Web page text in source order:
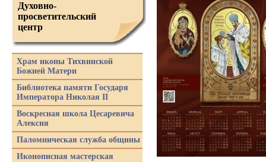
Духовно-
просветительский
центр
Храм иконы Тихвинской
Божией Матери
Библиотека памяти Государя
Императора Николая II
Воскресная школа Цесаревича
Алексия
Паломническая служба общины
Иконописная мастерская